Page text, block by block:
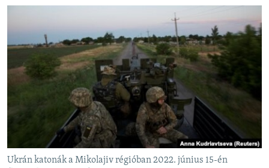
TÁRSADALOM
DEMOKRÁCIA
A PÉNZ NYOMÁBAN
EURÓPAI UNIÓ
VILÁG
KLÍMAVÁLTOZÁS
A MÚLT TANULSÁGAI
Ukrán katonák a Mikolajiv régióban 2022. június 15-én